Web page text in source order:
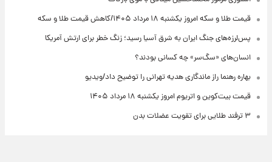
قیمت طلا و سکه امروز یکشنبه ۱۸ مرداد ۱۴۰۵/کاهش قیمت طلا و سکه
پس‌لرزه‌های جنگ ایران به شرق آسیا رسید؛ زنگ خطر برای ارتش آمریکا
انسان‌های «سگ‌سر» چه کسانی بودند؟
بهاره رهنما راز ماندگاری هدیه تهرانی را توضیح داد/ویدیو
قیمت بیت‌کوین و اتریوم امروز یکشنبه ۱۸ مرداد ۱۴۰۵
۳ ترفند طلایی برای تقویت عضلات بدن